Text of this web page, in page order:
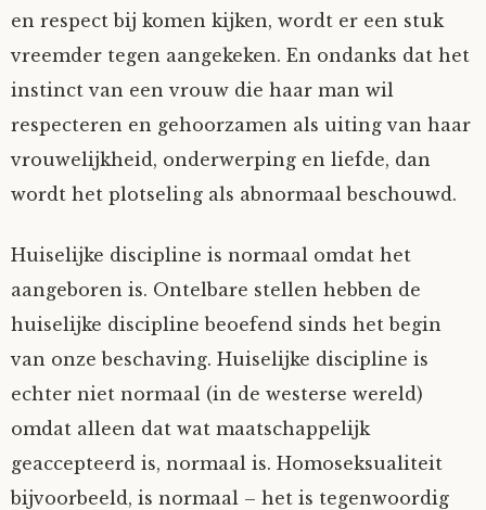
Rozemarijn
Spelican
Sunniva
Switch
Tom Mathys
en respect bij komen kijken, wordt er een stuk
vreemder tegen aangekeken. En ondanks dat het
instinct van een vrouw die haar man wil
respecteren en gehoorzamen als uiting van haar
vrouwelijkheid, onderwerping en liefde, dan
wordt het plotseling als abnormaal beschouwd.
Huiselijke discipline is normaal omdat het
aangeboren is. Ontelbare stellen hebben de
huiselijke discipline beoefend sinds het begin
van onze beschaving. Huiselijke discipline is
echter niet normaal (in de westerse wereld)
omdat alleen dat wat maatschappelijk
geaccepteerd is, normaal is. Homoseksualiteit
bijvoorbeeld, is normaal – het is tegenwoordig